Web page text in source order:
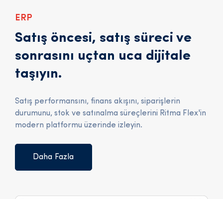
ERP
Satış öncesi, satış süreci ve
sonrasını uçtan uca dijitale
taşıyın.
Satış performansını, finans akışını, siparişlerin
durumunu, stok ve satınalma süreçlerini Ritma Flex'in
modern platformu üzerinde izleyin.
Daha Fazla